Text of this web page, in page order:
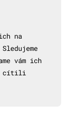
na
vám ich
cítili